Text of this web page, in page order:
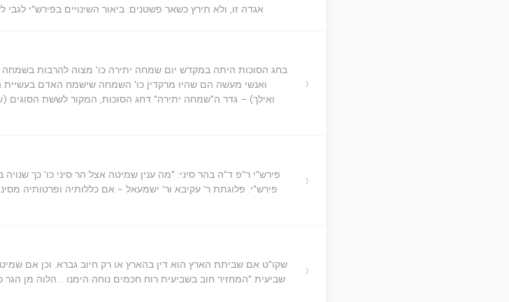
אגדה זו, ולא תירץ כשאר פשטנים: ביאור השינויים בפירש"י
בחג הסוכות היתה במקדש יום שמחה יתירה כו' מצוה להרבות בשמחה זו
ואנשי מעשה הם שהיו מרקדין כו' השמחה שישמח האדם בעשיית
ואילך) – גדר ה"שמחה יתירה" דחג הסוכות, המקור לששת
›
פירש"י ר"פ ד"ה בהר סיני: "מה ענין שמיטה אצל הר סיני כו' כך
פירש"י. פלוגתת ר' עקיבא ור' ישמעאל - אם כללותיה ופרטותיה
›
שקו"ט אם שביתת הארץ הוא דין בהארץ או רק חיוב גברא. וכן אם
שביעית "המחזיר חוב בשביעית רוח חכמים נוחה הימנו .. הלוה מן
›